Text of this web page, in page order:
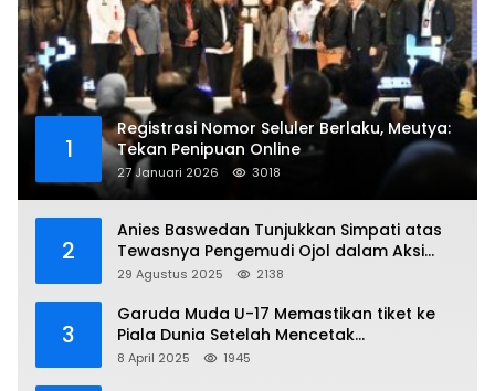
1
Registrasi Nomor Seluler Berlaku, Meutya:
Tekan Penipuan Online
27 Januari 2026 3018
2
Anies Baswedan Tunjukkan Simpati atas
Tewasnya Pengemudi Ojol dalam Aksi
Demo
29 Agustus 2025 2138
3
Garuda Muda U-17 Memastikan tiket ke
Piala Dunia Setelah Mencetak
Kemenangan Gemilang atas Yaman 4-1 di
8 April 2025 1945